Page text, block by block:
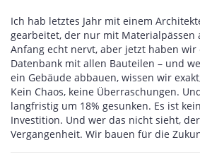
Ich hab letztes Jahr mit einem
gearbeitet, der nur mit Materialpässen
Anfang echt nervt, aber jetzt haben
Datenbank mit allen Bauteilen – und
ein Gebäude abbauen, wissen wir
Kein Chaos, keine Überraschungen.
langfristig um 18% gesunken. Es ist
Investition. Und wer das nicht sieht,
Vergangenheit. Wir bauen für die